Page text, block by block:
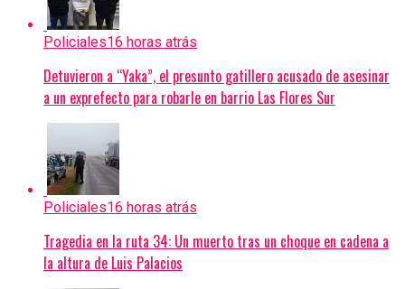
Policiales16 horas atrás
Detuvieron a “Yaka”, el presunto gatillero acusado de asesinar
a un exprefecto para robarle en barrio Las Flores Sur
Policiales16 horas atrás
Tragedia en la ruta 34: Un muerto tras un choque en cadena a
la altura de Luis Palacios